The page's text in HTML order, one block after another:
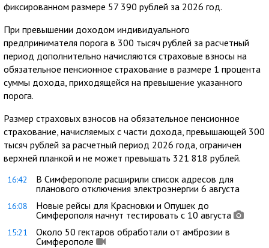
фиксированном размере 57 390 рублей за 2026 год.
При превышении доходом индивидуального
предпринимателя порога в 300 тысяч рублей за расчетный
период дополнительно начисляются страховые взносы на
обязательное пенсионное страхование в размере 1 процента
суммы дохода, приходящейся на превышение указанного
порога.
Размер страховых взносов на обязательное пенсионное
страхование, начисляемых с части дохода, превышающей 300
тысяч рублей за расчетный период 2026 года, ограничен
верхней планкой и не может превышать 321 818 рублей.
16:42
В Симферополе расширили список адресов для
планового отключения электроэнергии 6 августа
16:08
Новые рейсы для Красновки и Опушек до
Симферополя начнут тестировать с 10 августа
15:21
Около 50 гектаров обработали от амброзии в
Симферополе